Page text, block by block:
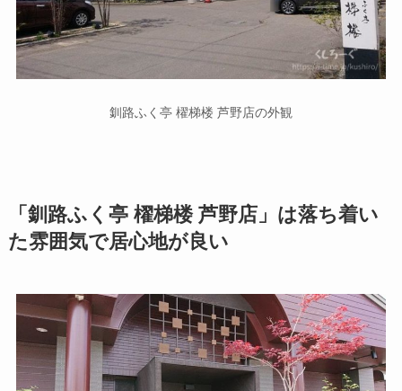
釧路ふく亭 櫂梯楼 芦野店の外観
「釧路ふく亭 櫂梯楼 芦野店」は落ち着い
た雰囲気で居心地が良い